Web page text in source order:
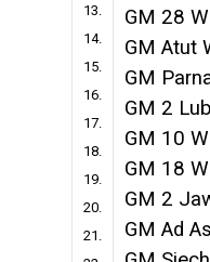
13.
14.
15.
16.
17.
18.
19.
20.
21.
GM 28
GM Atut
GM
GM 2
GM 10
GM 18
GM 2
GM Ad